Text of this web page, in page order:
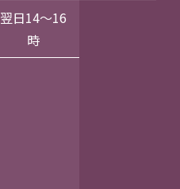
翌日14～16
時